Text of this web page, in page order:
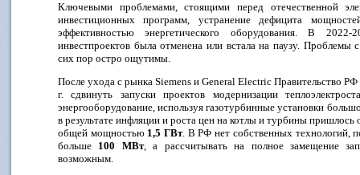
Ключевыми проблемами, стоящими перед отечественной
инвестиционных программ, устранение дефицита
эффективностью энергетического оборудования. В
инвестпроектов была отменена или встала на паузу. Проблемы
сих пор остро ощутимы.
После ухода с рынка Siemens и General Electric Правительство
г. сдвинуть запуски проектов модернизации
энергооборудование, используя газотурбинные установки
в результате инфляции и роста цен на котлы и турбины пришлось
общей мощностью 1,5 ГВт. В РФ нет собственных технологий,
больше 100 МВт, а рассчитывать на полное замещение
возможным.